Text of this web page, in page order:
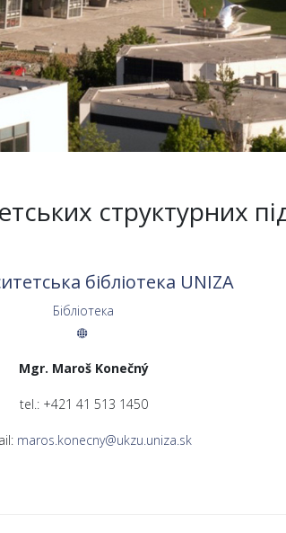
структурних
бібліотека UNIZA
Бібліотека
Mgr. Maroš Konečný
tel.: +421 41 513 1450
maros.konecny@ukzu.uniza.sk